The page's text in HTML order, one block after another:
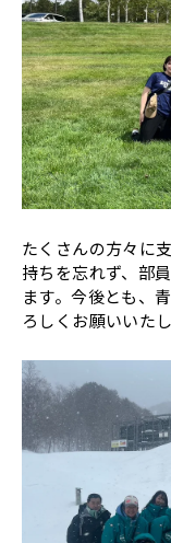
たくさんの方々に
持ちを忘れず、部
ます。今後とも、
ろしくお願いいた